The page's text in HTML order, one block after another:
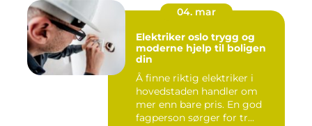
04. mar
Elektriker oslo trygg og
moderne hjelp til boligen
din
Å finne riktig elektriker i
hovedstaden handler om
mer enn bare pris. En god
fagperson sørger for tr...